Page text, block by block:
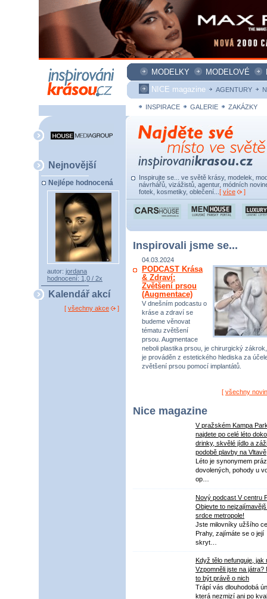
MODELKY MODELOVÉ
NICE magazine
AGENTURY
INSPIRACE GALERIE ZAKÁZKY
Nejnovější
Nejlépe hodnocená
autor: jordana
hodnocení: 1,0 / 2x
Kalendář akcí
[ všechny akce ]
Inspirujte se... ve světě krásy, modelek,
návrhářů, vizážistů, agentur, módních
fotek, kosmetiky, oblečení... [ více ]
Inspirovali jsme se...
04.03.2024
PODCAST Krása
& Zdraví:
Zvětšení prsou
(Augmentace)
V dnešním podcastu o
kráse a zdraví se
budeme věnovat
tématu zvětšení
prsou. Augmentace
neboli plastika prsou, je chirurgický
je prováděn z estetického hlediska za
zvětšení prsou pomocí implantátů.
[ všechny
Nice magazine
V pražském Kampa
najdete po celé léto
drinky, skvělé jídlo a
podobě plavby na Vltavě
Léto je synonymem
dovolených, pohody u
op…
Nový podcast V centru
Objevte to
srdce metropole!
Jste milovníky užšího
Prahy, zajímáte se o její
skryt…
Když tělo nefunguje, jak
Vzpomněli jste na játra?
to být právě o nich
Trápí vás dlouhodobá
která nezmizí ani po